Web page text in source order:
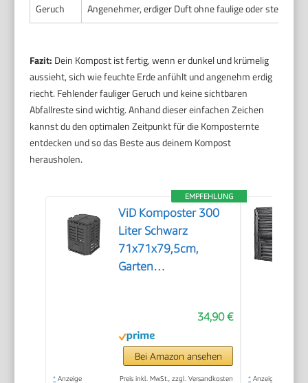
Geruch
Angenehmer, erdiger Duft ohne faulige oder
Fazit: Dein Kompost ist fertig, wenn er dunkel und krümelig
aussieht, sich wie feuchte Erde anfühlt und angenehm erdig
riecht. Fehlender fauliger Geruch und keine sichtbaren
Abfallreste sind wichtig. Anhand dieser einfachen Zeichen
kannst du den optimalen Zeitpunkt für die Komposternte
entdecken und so das Beste aus deinem Kompost
herausholen.
EMPFEHLUNG
ViD Komposter 300
Liter Schwarz
71x71x79,5cm,
Garten
Witterungsbeständig,
Thermokomposter
mit Belüftungssystem,
Kunststoff
34,90 €
Bei Amazon ansehen
* Anzeige Preis inkl. MwSt., zzgl. Versandkosten * Anzeige